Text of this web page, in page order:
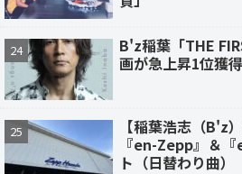
B'z稲葉「THE
画が急上昇1位獲
【稲葉浩志（B'z
『en-Zepp』＆
ト（日替わり曲）